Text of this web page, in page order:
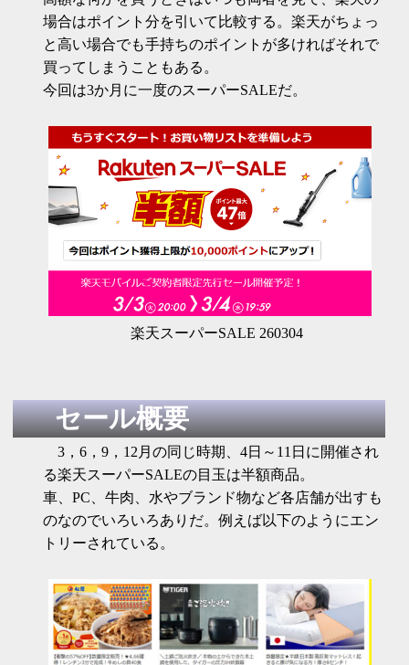
場合はポイント分を引いて比較する。楽天がちょっ
と高い場合でも手持ちのポイントが多ければそれで
買ってしまうこともある。
今回は3か月に一度のスーパーSALEだ。
楽天スーパーSALE 260304
セール概要
3，6，9，12月の同じ時期、4日～11日に開催され
る楽天スーパーSALEの目玉は半額商品。
車、PC、牛肉、水やブランド物など各店舗が出すも
のなのでいろいろありだ。例えば以下のようにエン
トリーされている。